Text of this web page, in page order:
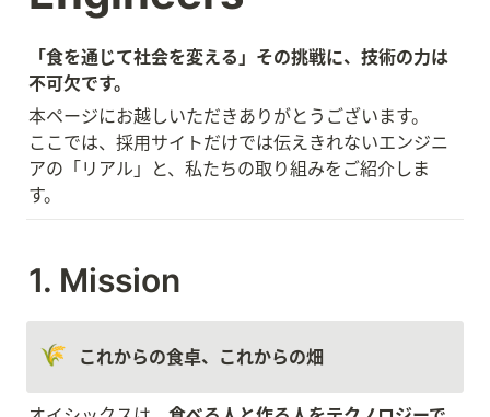
「食を通じて社会を変える」その挑戦に、技術の力は
不可欠です。
本ページにお越しいただきありがとうございます。
ここでは、採用サイトだけでは伝えきれないエンジニ
アの「リアル」と、私たちの取り組みをご紹介しま
す。
1. Mission
🌾 これからの食卓、これからの畑